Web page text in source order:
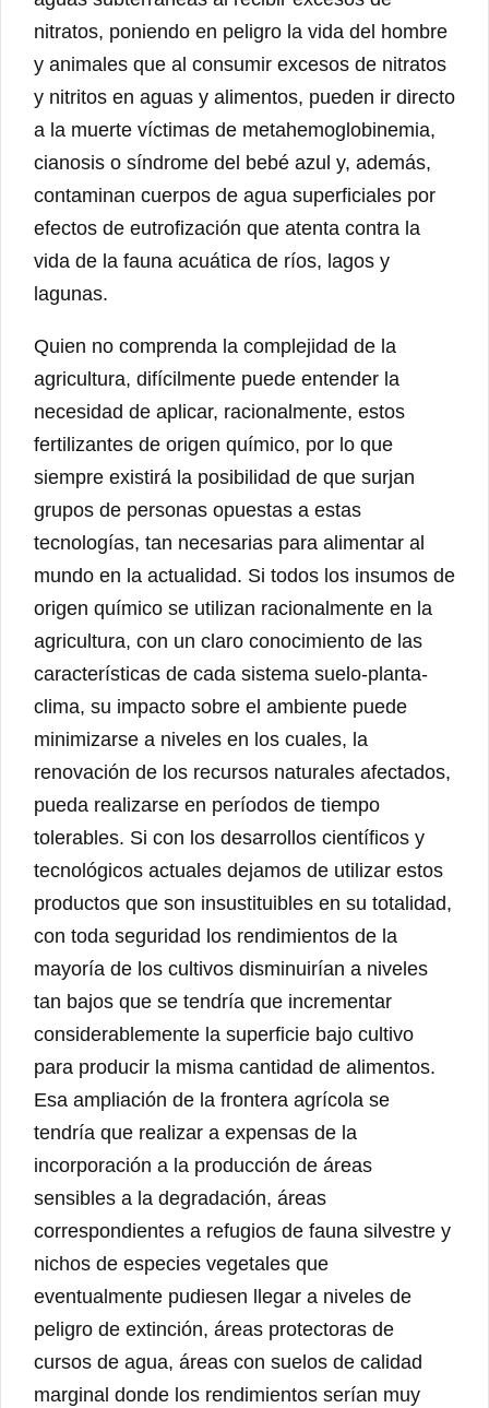
nitratos, poniendo en peligro la vida del hombre
y animales que al consumir excesos de nitratos
y nitritos en aguas y alimentos, pueden ir directo
a la muerte víctimas de metahemoglobinemia,
cianosis o síndrome del bebé azul y, además,
contaminan cuerpos de agua superficiales por
efectos de eutrofización que atenta contra la
vida de la fauna acuática de ríos, lagos y
lagunas.
Quien no comprenda la complejidad de la
agricultura, difícilmente puede entender la
necesidad de aplicar, racionalmente, estos
fertilizantes de origen químico, por lo que
siempre existirá la posibilidad de que surjan
grupos de personas opuestas a estas
tecnologías, tan necesarias para alimentar al
mundo en la actualidad. Si todos los insumos de
origen químico se utilizan racionalmente en la
agricultura, con un claro conocimiento de las
características de cada sistema suelo-planta-
clima, su impacto sobre el ambiente puede
minimizarse a niveles en los cuales, la
renovación de los recursos naturales afectados,
pueda realizarse en períodos de tiempo
tolerables. Si con los desarrollos científicos y
tecnológicos actuales dejamos de utilizar estos
productos que son insustituibles en su totalidad,
con toda seguridad los rendimientos de la
mayoría de los cultivos disminuirían a niveles
tan bajos que se tendría que incrementar
considerablemente la superficie bajo cultivo
para producir la misma cantidad de alimentos.
Esa ampliación de la frontera agrícola se
tendría que realizar a expensas de la
incorporación a la producción de áreas
sensibles a la degradación, áreas
correspondientes a refugios de fauna silvestre y
nichos de especies vegetales que
eventualmente pudiesen llegar a niveles de
peligro de extinción, áreas protectoras de
cursos de agua, áreas con suelos de calidad
marginal donde los rendimientos serían muy